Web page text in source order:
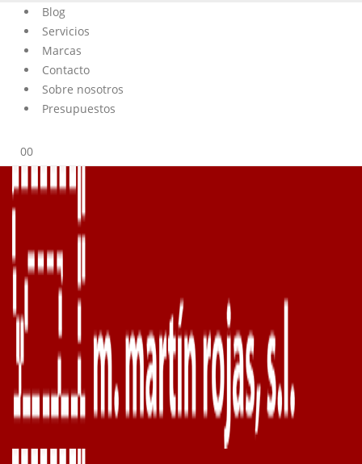
Blog
Servicios
Marcas
Contacto
Sobre nosotros
Presupuestos
00